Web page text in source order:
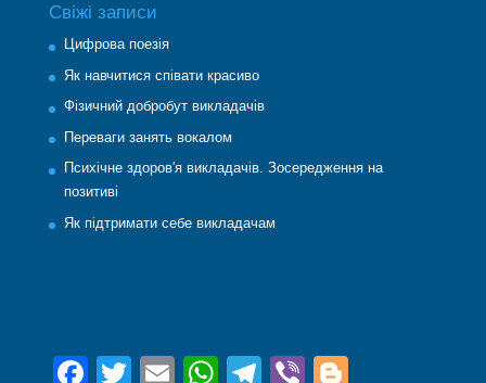
Свіжі записи
Цифрова поезія
Як навчитися співати красиво
Фізичний добробут викладачів
Переваги занять вокалом
Психічне здоров′я викладачів. Зосередження на
позитиві
Як підтримати себе викладачам
F T E W T Vi